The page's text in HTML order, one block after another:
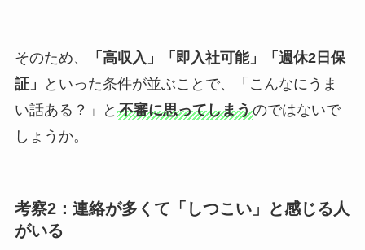
そのため、
「高収入」「即入社可能」「週休2日保
証」
といった条件が並ぶことで、「こんなにうま
い話ある？」と 不審に思ってしまうのではないで
しょうか。
考察2：連絡が多くて「しつこい」と感じる人
がいる